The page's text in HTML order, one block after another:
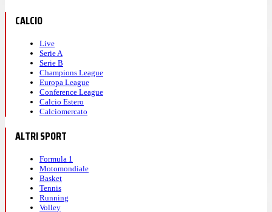
CALCIO
Live
Serie A
Serie B
Champions League
Europa League
Conference League
Calcio Estero
Calciomercato
ALTRI SPORT
Formula 1
Motomondiale
Basket
Tennis
Running
Volley